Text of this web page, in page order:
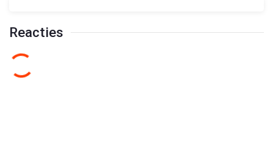
Reacties